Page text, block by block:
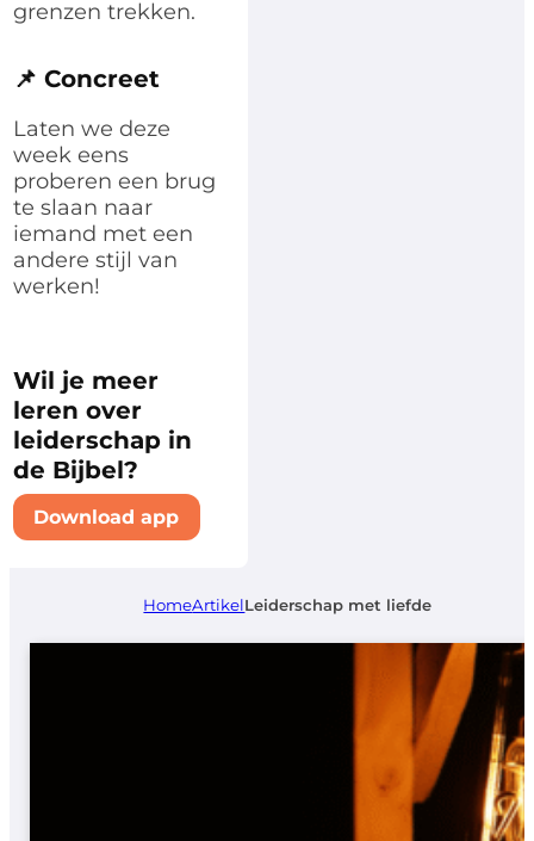
grenzen trekken.
📌 Concreet
Laten we deze
week eens
proberen een brug
te slaan naar
iemand met een
andere stijl van
werken!
Wil je meer
leren over
leiderschap in
de Bijbel?
Download app
HomeArtikelLeiderschap met liefde